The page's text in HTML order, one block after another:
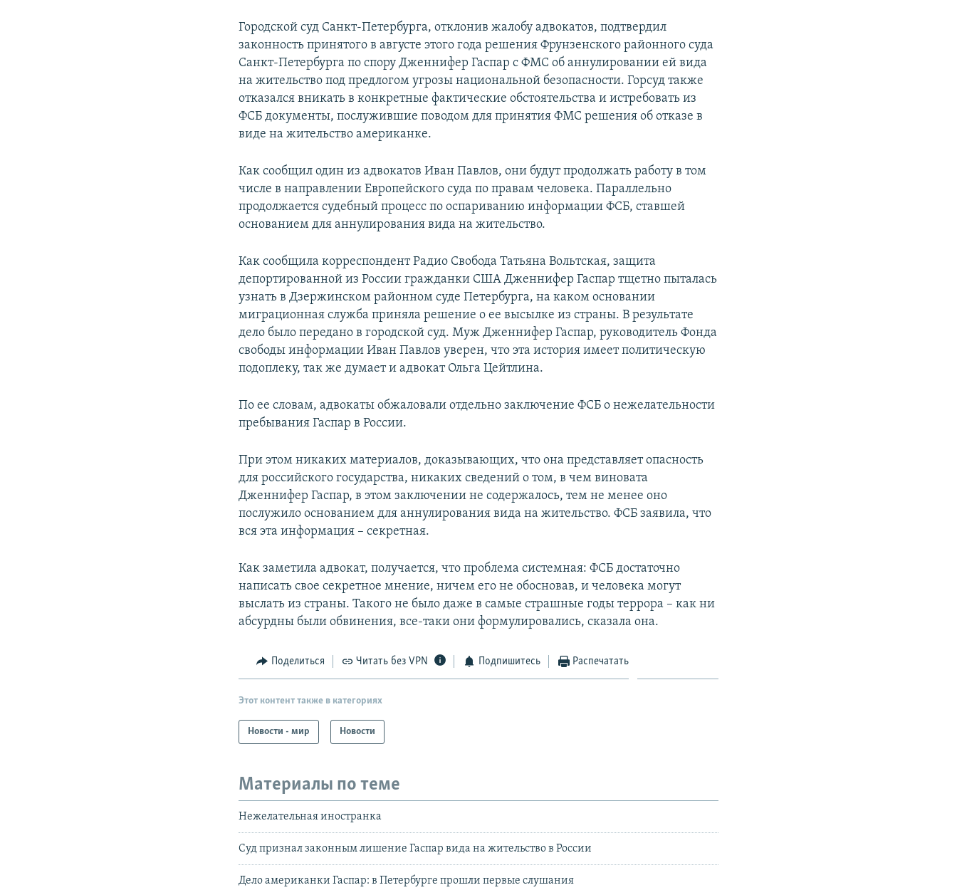
Городской суд Санкт-Петербурга, отклонив жалобу адвокатов, подтвердил
законность принятого в августе этого года решения Фрунзенского районного суда
Санкт-Петербурга по спору Дженнифер Гаспар с ФМС об аннулировании ей вида
на жительство под предлогом угрозы национальной безопасности. Горсуд также
отказался вникать в конкретные фактические обстоятельства и истребовать из
ФСБ документы, послужившие поводом для принятия ФМС решения об отказе в
виде на жительство американке.
Как сообщил один из адвокатов Иван Павлов, они будут продолжать работу в том
числе в направлении Европейского суда по правам человека. Параллельно
продолжается судебный процесс по оспариванию информации ФСБ, ставшей
основанием для аннулирования вида на жительство.
Как сообщила корреспондент Радио Свобода Татьяна Вольтская, защита
депортированной из России гражданки США Дженнифер Гаспар тщетно пыталась
узнать в Дзержинском районном суде Петербурга, на каком основании
миграционная служба приняла решение о ее высылке из страны. В результате
дело было передано в городской суд. Муж Дженнифер Гаспар, руководитель Фонда
свободы информации Иван Павлов уверен, что эта история имеет политическую
подоплеку, так же думает и адвокат Ольга Цейтлина.
По ее словам, адвокаты обжаловали отдельно заключение ФСБ о нежелательности
пребывания Гаспар в России.
При этом никаких материалов, доказывающих, что она представляет опасность
для российского государства, никаких сведений о том, в чем виновата
Дженнифер Гаспар, в этом заключении не содержалось, тем не менее оно
послужило основанием для аннулирования вида на жительство. ФСБ заявила, что
вся эта информация – секретная.
Как заметила адвокат, получается, что проблема системная: ФСБ достаточно
написать свое секретное мнение, ничем его не обосновав, и человека могут
выслать из страны. Такого не было даже в самые страшные годы террора – как ни
абсурдны были обвинения, все-таки они формулировались, сказала она.
Поделиться Читать без VPN Подпишитесь Распечатать
Этот контент также в категориях
Новости - мир Новости
Материалы по теме
Нежелательная иностранка
Суд признал законным лишение Гаспар вида на жительство в России
Дело американки Гаспар: в Петербурге прошли первые слушания